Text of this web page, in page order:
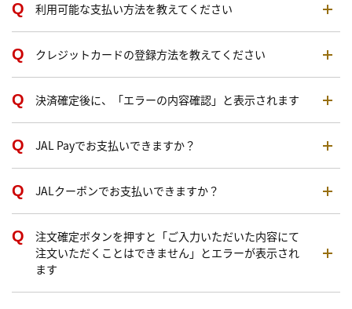
利用可能な支払い方法を教えてください
クレジットカードの登録方法を教えてください
決済確定後に、「エラーの内容確認」と表示されます
JAL Payでお支払いできますか？
JALクーポンでお支払いできますか？
注文確定ボタンを押すと「ご入力いただいた内容にて
注文いただくことはできません」とエラーが表示され
ます